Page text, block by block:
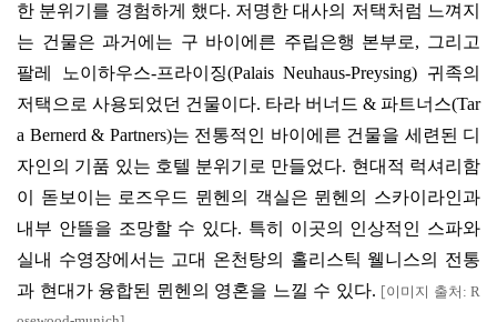
한 분위기를 경험하게 했다. 저명한 대사의 저택처럼 느껴지
는 건물은 과거에는 구 바이에른 주립은행 본부로, 그리고
팔레 노이하우스-프라이징(Palais Neuhaus-Preysing) 귀족의
저택으로 사용되었던 건물이다. 타라 버너드 & 파트너스(Tar
a Bernerd & Partners)는 전통적인 바이에른 건물을 세련된 디
자인의 기품 있는 호텔 분위기로 만들었다. 현대적 럭셔리함
이 돋보이는 로즈우드 뮌헨의 객실은 뮌헨의 스카이라인과
내부 안뜰을 조망할 수 있다. 특히 이곳의 인상적인 스파와
실내 수영장에서는 고대 온천탕의 홀리스틱 웰니스의 전통
과 현대가 융합된 뮌헨의 영혼을 느낄 수 있다. 이미지 출처 : R